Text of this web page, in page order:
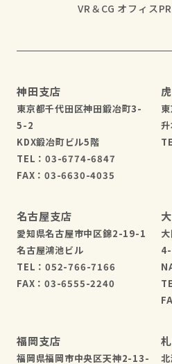
VR＆CG オフィス
神田支店
東京都千代田区神田鍛冶町3-
5-2
KDX鍛冶町ビル5階
TEL：03-6774-6847
FAX：03-6630-4035
名古屋支店
愛知県名古屋市中区錦2-19-1
名古屋鴻池ビル
TEL：052-766-7166
FAX：03-6555-2240
福岡支店
福岡県福岡市中央区天神2-13-